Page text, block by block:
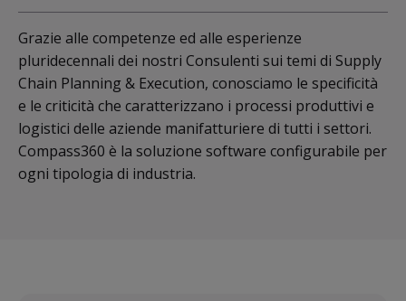
Grazie alle competenze ed alle esperienze
pluridecennali dei nostri Consulenti sui temi di Supply
Chain Planning & Execution, conosciamo le specificità
e le criticità che caratterizzano i processi produttivi e
logistici delle aziende manifatturiere di tutti i settori.
Compass360 è la soluzione software configurabile per
ogni tipologia di industria.